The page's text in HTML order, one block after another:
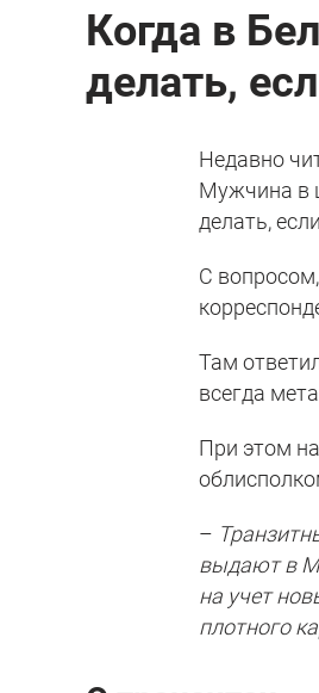
Когда в
делать,
Недавно
Мужчина в
делать,
С
Там
всегда
При этом
–
выдают в
на учет
плотного